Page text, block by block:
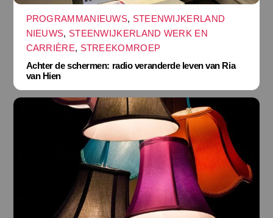
PROGRAMMANIEUWS, STEENWIJKERLAND
NIEUWS, STEENWIJKERLAND WERK EN
CARRIÈRE, STREEKOMROEP
Achter de schermen: radio veranderde leven van Ria
van Hien